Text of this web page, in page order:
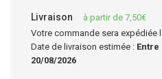
Livraison
à partir de 7,50€
Votre commande sera expédiée
Date de livraison estimée : Entre
20/08/2026